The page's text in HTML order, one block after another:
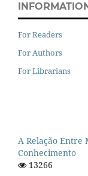
For Readers
For Authors
For Librarians
A Relação Entre
Conhecimento
13266